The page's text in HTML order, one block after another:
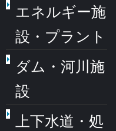
エネルギー施
設・プラント
ダム・河川施
設
上下水道・処